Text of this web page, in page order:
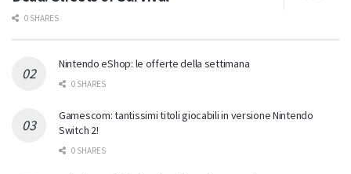
0 SHARES
Nintendo eShop: le offerte della settimana
0 SHARES
Gamescom: tantissimi titoli giocabili in versione Nintendo
Switch 2!
0 SHARES